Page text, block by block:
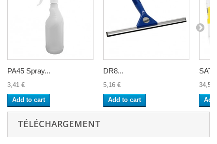
PA45 Spray...
3,41 €
Add to cart
DR8...
5,16 €
Add to cart
34,56
TÉLÉCHARGEMENT